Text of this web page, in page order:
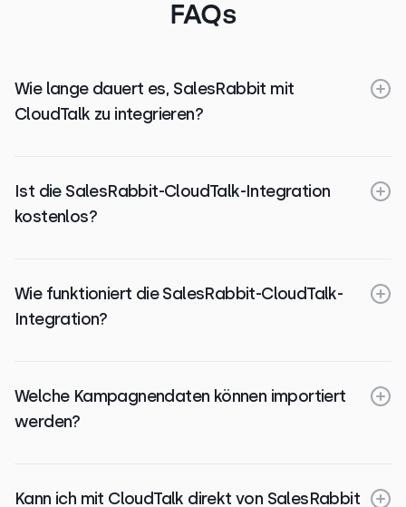
FAQs
Wie lange dauert es, SalesRabbit mit
CloudTalk zu integrieren?
Ist die SalesRabbit-CloudTalk-Integration
kostenlos?
Wie funktioniert die SalesRabbit-CloudTalk-
Integration?
Welche Kampagnendaten können importiert
werden?
Kann ich mit CloudTalk direkt von SalesRabbit